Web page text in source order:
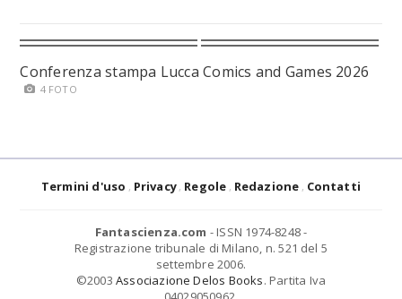
Conferenza stampa Lucca Comics and Games 2026
4 FOTO
Termini d'uso Privacy Regole Redazione Contatti
Fantascienza.com - ISSN 1974-8248 -
Registrazione tribunale di Milano, n. 521 del 5
settembre 2006.
©2003 Associazione Delos Books. Partita Iva